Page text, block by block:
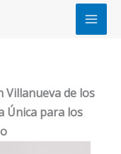
Villanueva de los
Única para los